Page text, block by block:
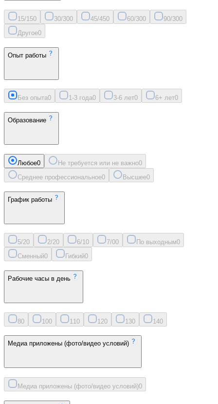
15/150 30/300 45/450 60/300 90/300
Другое0
Опыт работы
Без опыта0 1-3 года0 3-6 лет0 6+ лет0
Образование
Любое0 Не требуется или не важно0
Среднее профессиональное0 Высшее0
График работы
5/20 2/20 6/10 7/00 По выходным0
Сменный0 Гибкий0
Рабочие часы в день
80 100 11 0 120 130 140
Медиа приложены (фото/видео условий)
Медиа приложены (фото/видео условий)0